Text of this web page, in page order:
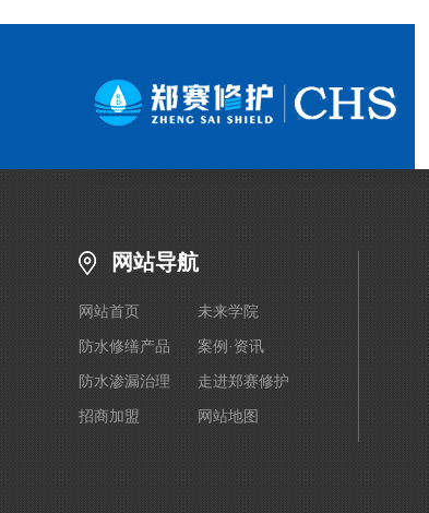
官宣！郑赛修护董事长王福州受聘中山大学校外行业导师
郑赛修护精彩亮相第十届工程建设防水防护与修复技术交流会
网站导航
网站首页 未来学院
防水修缮产品 案例·资讯
防水渗漏治理 走进郑赛修护
招商加盟 网站地图